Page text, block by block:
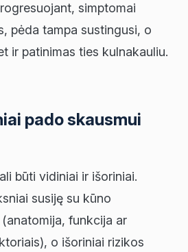
simptomai
pėda tampa sustingusi, o
ir patinimas ties kulnakauliu.
pado skausmui
būti vidiniai ir išoriniai.
susiję su kūno
funkcija ar
o išoriniai rizikos